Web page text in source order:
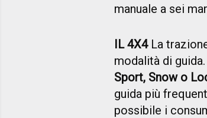
manuale a sei
IL 4X4La
modalità di
Sport, Snow o
guida più
possibile i